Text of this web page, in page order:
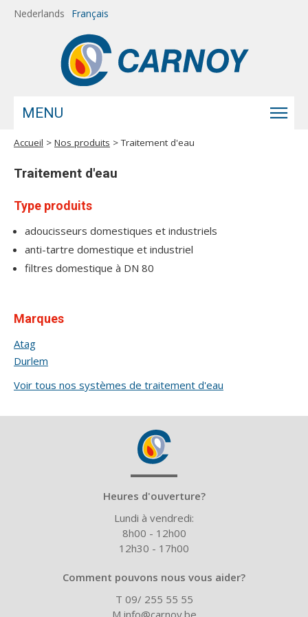
Aller au contenu principal
Nederlands Français
MENU
Vous êtes ici
Accueil > Nos produits > Traitement d'eau
Traitement d'eau
Type produits
adoucisseurs domestiques et industriels
anti-tartre domestique et industriel
filtres domestique à DN 80
Marques
Atag
Durlem
Voir tous nos systèmes de traitement d'eau
Heures d'ouverture?
Lundi à vendredi:
8h00 - 12h00
12h30 - 17h00
Comment pouvons nous vous aider?
T 09/ 255 55 55
M info@carnoy.be